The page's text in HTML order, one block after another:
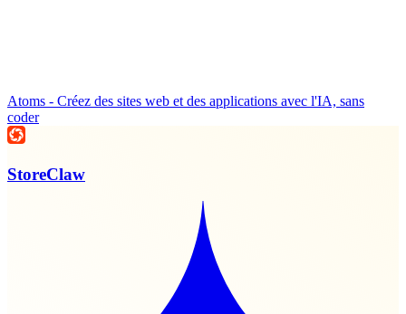
Atoms - Créez des sites web et des applications avec l'IA, sans
coder
StoreClaw